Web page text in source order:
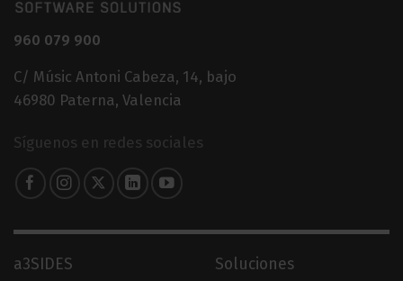
960 079 900
C/ Músic Antoni Cabeza, 14, bajo
46980 Paterna, Valencia
Síguenos en redes sociales
a3SIDES Soluciones